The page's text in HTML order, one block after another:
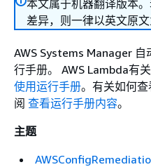
本文属于机器翻译版本
差异，则一律以英文原文
AWS Systems Manager
行手册。 AWS Lambda有
使用运行手册。有关如何
阅 查看运行手册内容。
主题